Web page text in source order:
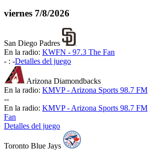
viernes 7/8/2026
San Diego Padres
En la radio: KWFN - 97.3 The Fan
- : -Detalles del juego
Arizona Diamondbacks
En la radio: KMVP - Arizona Sports 98.7 FM
--
En la radio: KMVP - Arizona Sports 98.7 FM
Fan
Detalles del juego
Toronto Blue Jays